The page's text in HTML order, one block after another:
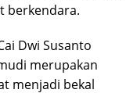
berkendara.
Dwi Susanto
merupakan
menjadi bekal